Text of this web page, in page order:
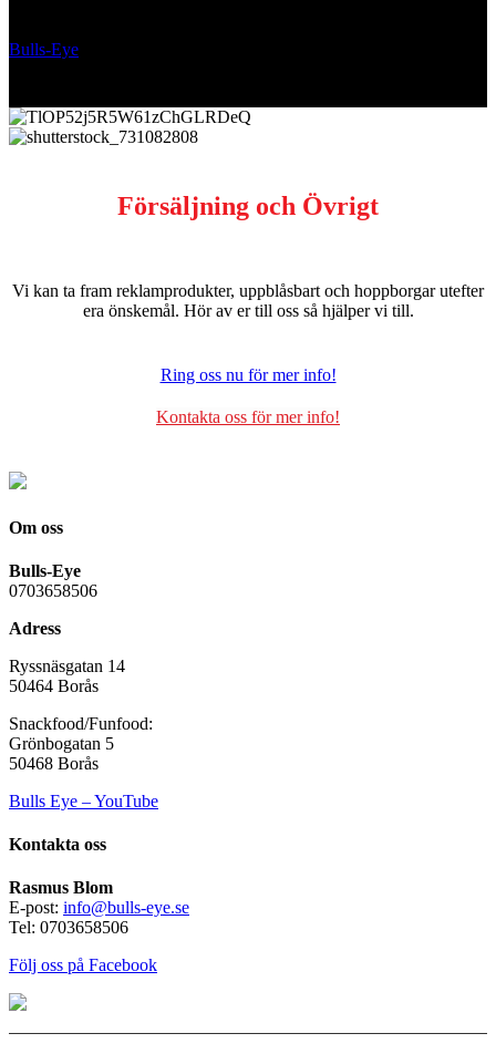
Bulls-Eye
Försäljning och Övrigt
Vi kan ta fram reklamprodukter, uppblåsbart och hoppborgar utefter
era önskemål. Hör av er till oss så hjälper vi till.
Ring oss nu för mer info!
Kontakta oss för mer info!
Om oss
Bulls-Eye
0703658506
Adress
Ryssnäsgatan 14
50464 Borås
Snackfood/Funfood:
Grönbogatan 5
50468 Borås
Bulls Eye – YouTube
Kontakta oss
Rasmus Blom
E-post: info@bulls-eye.se
Tel: 0703658506
Följ oss på Facebook